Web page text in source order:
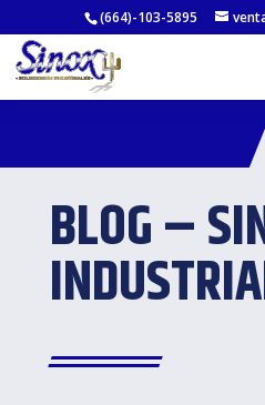
(664)-103-5895
BLOG –